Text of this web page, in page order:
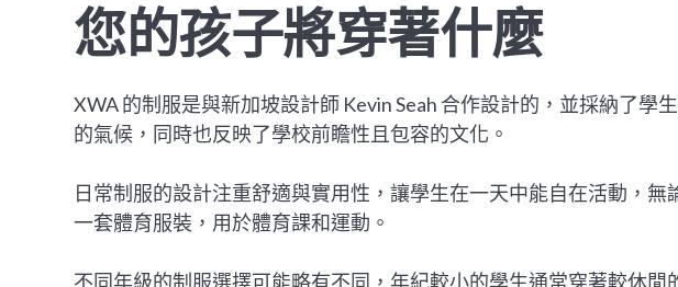
您的孩子將穿著什麼
XWA 的制服是與新加坡設計師 Kevin Seah 合作設計的，並採納了學
的氣候，同時也反映了學校前瞻性且包容的文化。
日常制服的設計注重舒適與實用性，讓學生在一天中能自在活動，
一套體育服裝，用於體育課和運動。
不同年級的制服選擇可能略有不同，年紀較小的學生通常穿著較休